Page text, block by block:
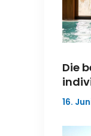
Die
16.